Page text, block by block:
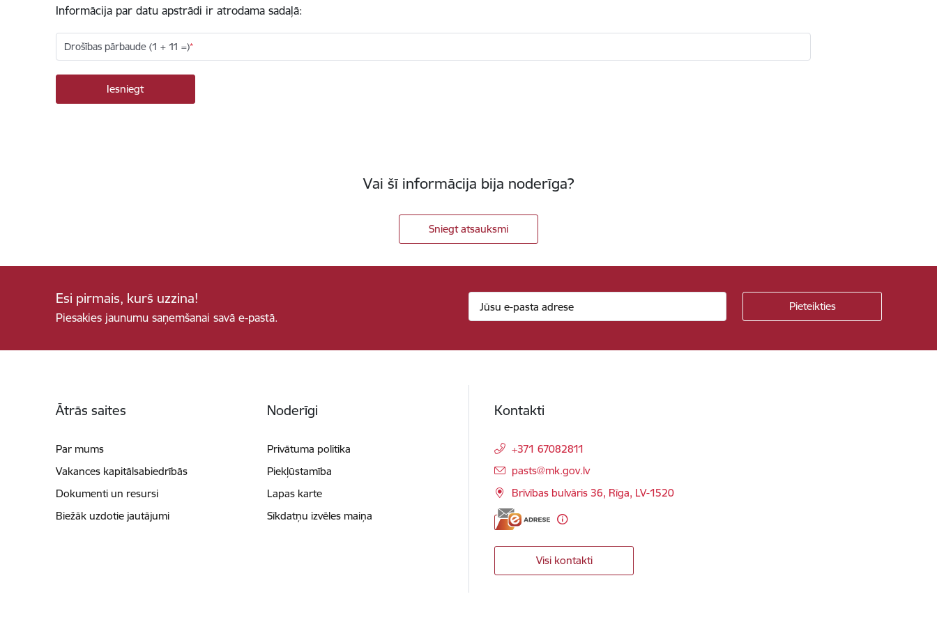
Informācija par datu apstrādi ir atrodama sadaļā:
Drošības pārbaude (1 + 11 =)
Vai šī informācija bija noderīga?
Sniegt atsauksmi
Esi pirmais, kurš uzzina!
Piesakies jaunumu saņemšanai savā e-pastā.
Ātrās saites
Par mums
Vakances kapitālsabiedrībās
Dokumenti un resursi
Biežāk uzdotie jautājumi
Noderīgi
Privātuma politika
Piekļūstamība
Lapas karte
Sīkdatņu izvēles maiņa
Kontakti
+371 67082811
E-pasts:
pasts@mk.gov.lv
Brīvības bulvāris 36, Rīga, LV-1520
Visi kontakti